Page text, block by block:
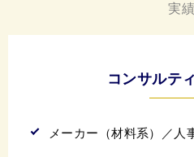
実績
コンサルテ
メーカー（材料系）／人